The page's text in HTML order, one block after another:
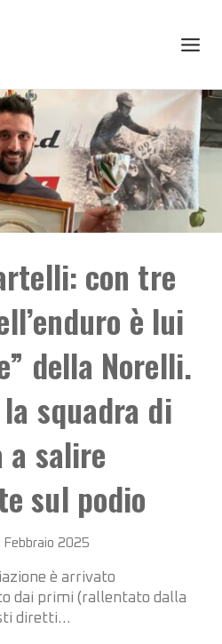
con tre
è lui
della Norelli.
squadra di
salire
sul podio
Febbraio 2025
è arrivato
dai primi (rallentato dalla
diretti…